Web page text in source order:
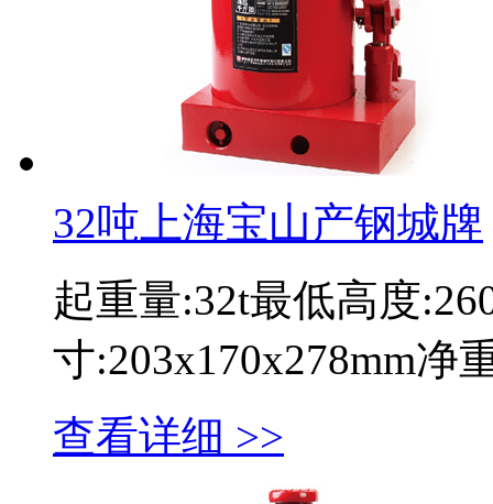
32吨上海宝山产钢城牌
起重量:32t最低高度
寸:203x170x278mm
查看详细 >>